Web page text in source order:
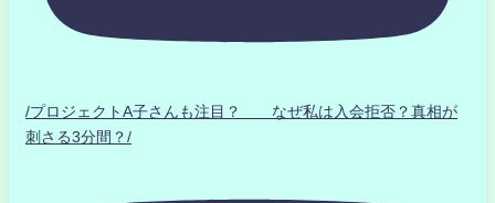
/プロジェクトA子さんも注目？ なぜ私は入会拒否？真相が
刺さる3分間？/